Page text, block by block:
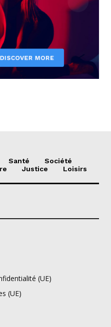
Santé
Société
Justice Loisirs
(UE)
(UE)